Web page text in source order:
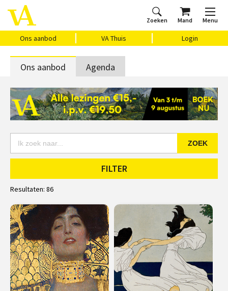
Zoeken Mand Menu
Ons aanbod VA Thuis Login
Home
Ons aanbod
Agenda
VAthuis
Over ons
Vragen?
Cadeaubon
Ons aanbod Agenda
ZOEK
FILTER
Resultaten: 86